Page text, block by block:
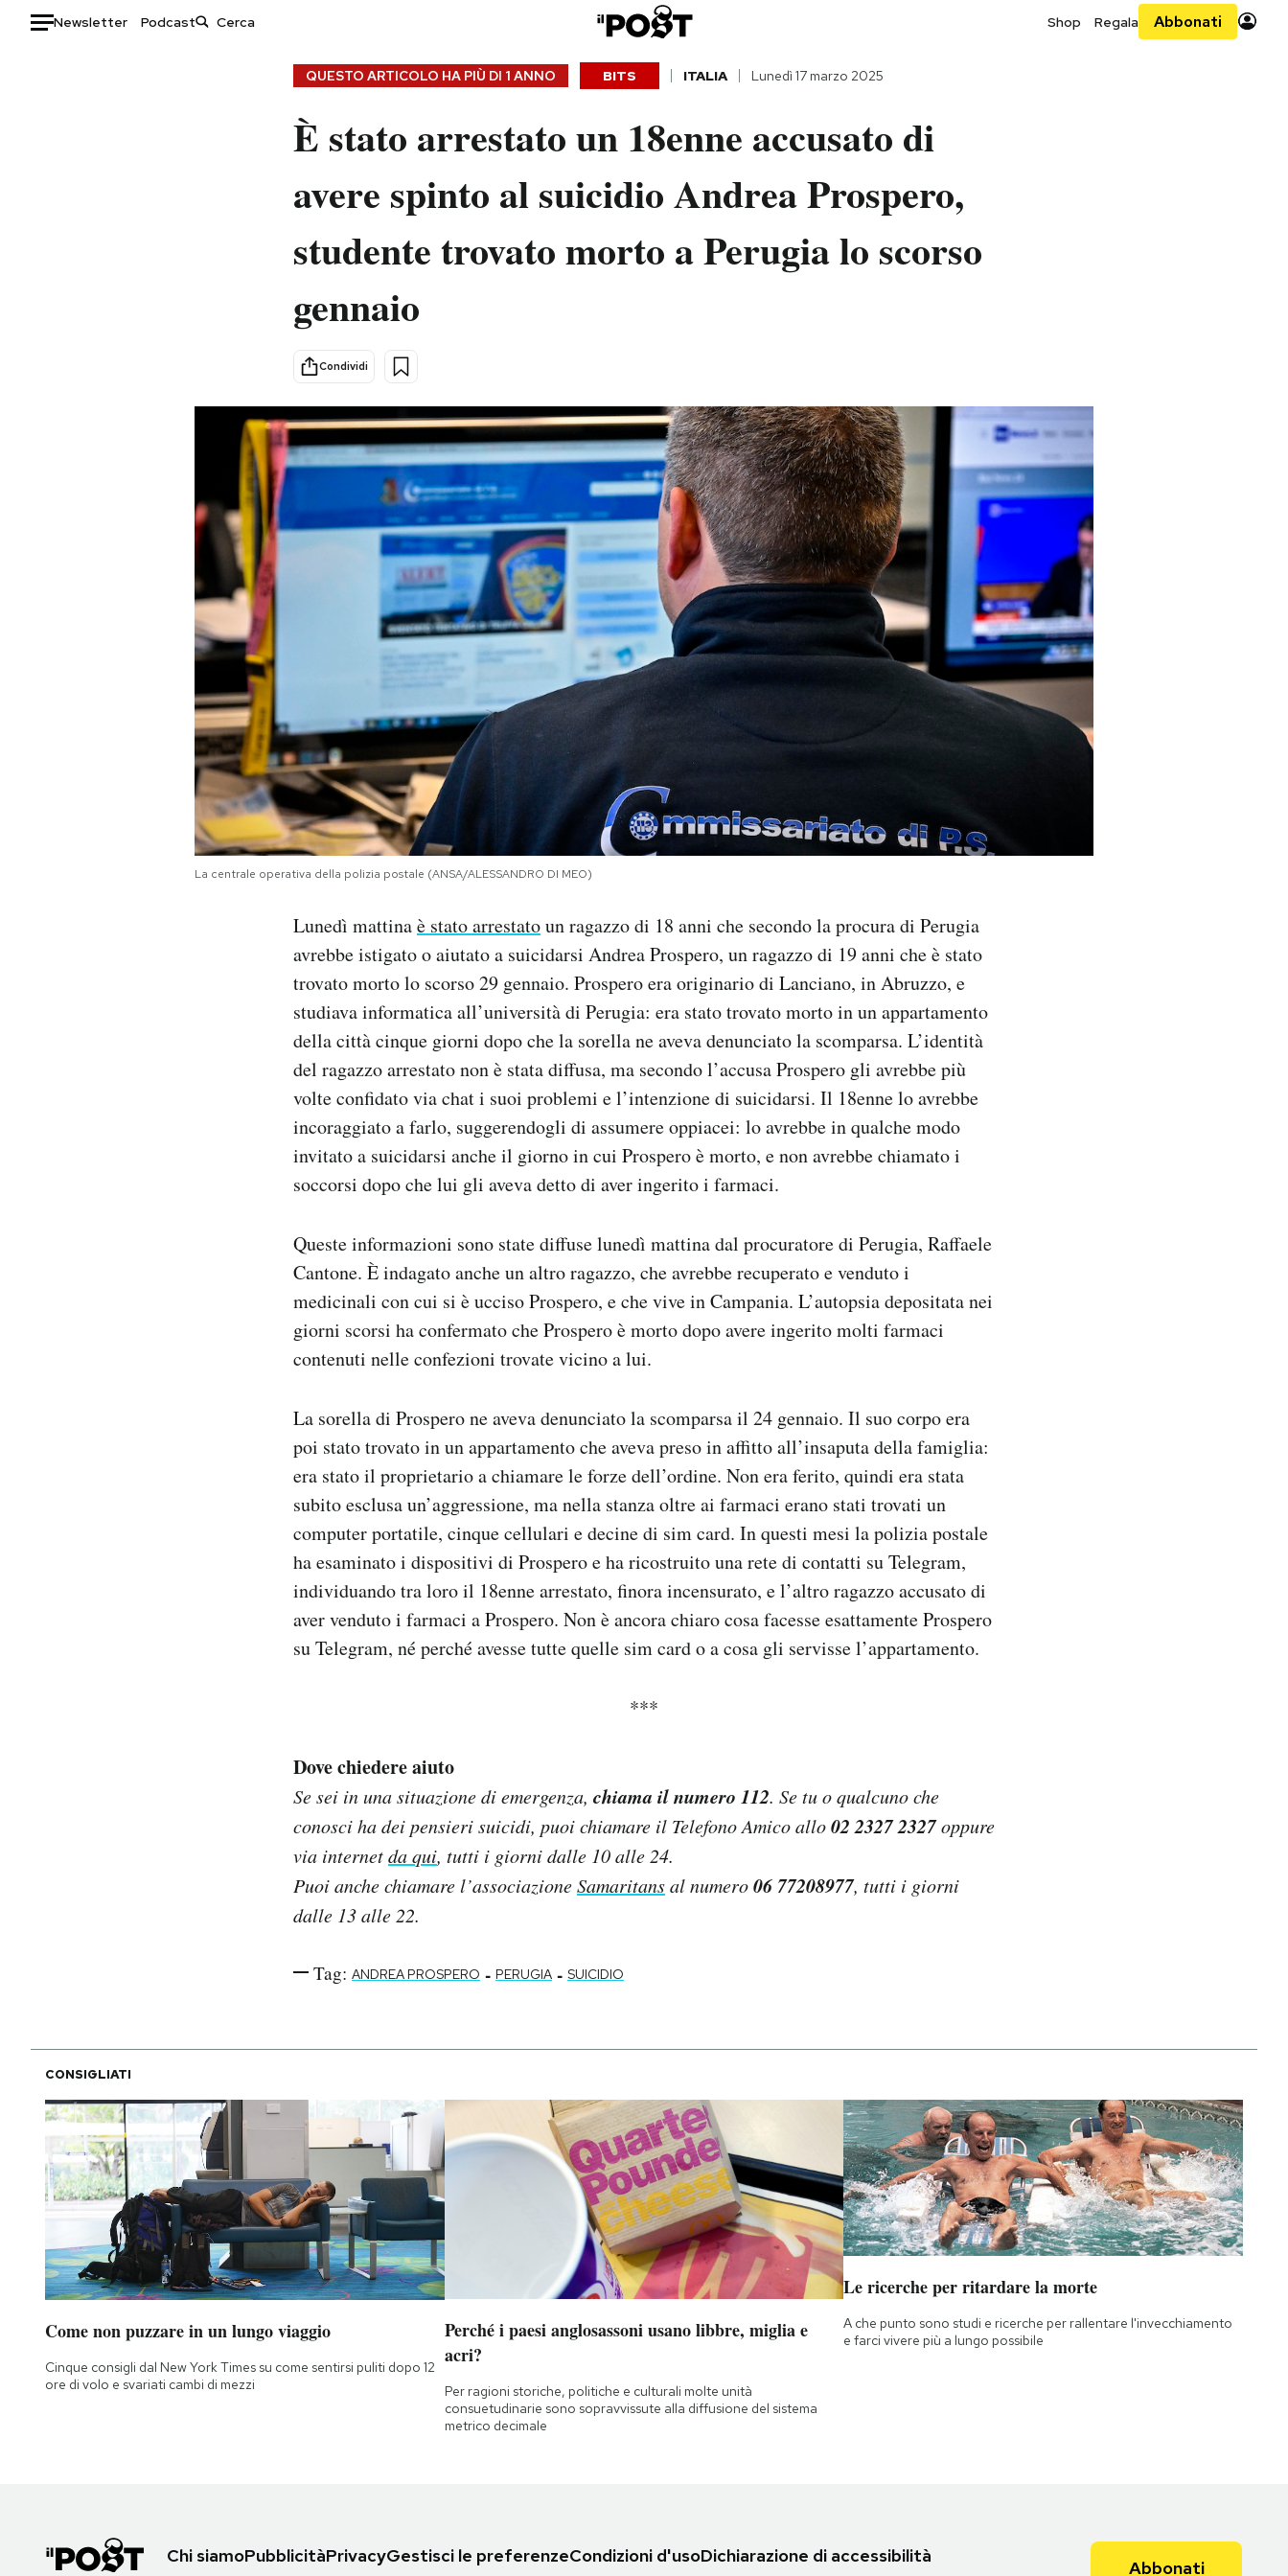
Newsletter Podcast Shop Regala Abbonati
Altrecose
Mondiali calcio 2026
AREA PERSONALE
QUESTO ARTICOLO HA PIÙ DI 1 ANNO BITS ITALIA Lunedì 17 marzo 2025
È stato arrestato un 18enne accusato di
avere spinto al suicidio Andrea Prospero,
studente trovato morto a Perugia lo scorso
gennaio
Condividi
La centrale operativa della polizia postale (ANSA/ALESSANDRO DI MEO)
Lunedì mattinaè stato arrestatoun ragazzo di 18 anni che secondo la procura di Perugia
avrebbe istigato o aiutato a suicidarsi Andrea Prospero, un ragazzo di 19 anni che è stato
trovato morto lo scorso 29 gennaio. Prospero era originario di Lanciano, in Abruzzo, e
studiava informatica all’università di Perugia: era stato trovato morto in un appartamento
della città cinque giorni dopo che la sorella ne aveva denunciato la scomparsa. L’identità
del ragazzo arrestato non è stata diffusa, ma secondo l’accusa Prospero gli avrebbe più
volte confidato via chat i suoi problemi e l’intenzione di suicidarsi. Il 18enne lo avrebbe
incoraggiato a farlo, suggerendogli di assumere oppiacei: lo avrebbe in qualche modo
invitato a suicidarsi anche il giorno in cui Prospero è morto, e non avrebbe chiamato i
soccorsi dopo che lui gli aveva detto di aver ingerito i farmaci.
Queste informazioni sono state diffuse lunedì mattina dal procuratore di Perugia, Raffaele
Cantone. È indagato anche un altro ragazzo, che avrebbe recuperato e venduto i
medicinali con cui si è ucciso Prospero, e che vive in Campania. L’autopsia depositata nei
giorni scorsi ha confermato che Prospero è morto dopo avere ingerito molti farmaci
contenuti nelle confezioni trovate vicino a lui.
La sorella di Prospero ne aveva denunciato la scomparsa il 24 gennaio. Il suo corpo era
poi stato trovato in un appartamento che aveva preso in affitto all’insaputa della famiglia:
era stato il proprietario a chiamare le forze dell’ordine. Non era ferito, quindi era stata
subito esclusa un’aggressione, ma nella stanza oltre ai farmaci erano stati trovati un
computer portatile, cinque cellulari e decine di sim card. In questi mesi la polizia postale
ha esaminato i dispositivi di Prospero e ha ricostruito una rete di contatti su Telegram,
individuando tra loro il 18enne arrestato, finora incensurato, e l’altro ragazzo accusato di
aver venduto i farmaci a Prospero. Non è ancora chiaro cosa facesse esattamente Prospero
su Telegram, né perché avesse tutte quelle sim card o a cosa gli servisse l’appartamento.
***
Dove chiedere aiuto
Se sei in una situazione di emergenza, chiama il numero 112. Se tu o qualcuno che
conosci ha dei pensieri suicidi, puoi chiamare il Telefono Amico allo02 2327 2327oppure
via internetda qui, tutti i giorni dalle 10 alle 24.
Puoi anche chiamare l’associazioneSamaritansal numero06 77208977, tutti i giorni
dalle 13 alle 22.
Tag: ANDREA PROSPERO - PERUGIA - SUICIDIO
CONSIGLIATI
Come non puzzare in un lungo viaggio
Cinque consigli dal New York Times su come sentirsi puliti dopo 12
ore di volo e svariati cambi di mezzi
Perché i paesi anglosassoni usano libbre, miglia e
acri?
Per ragioni storiche, politiche e culturali molte unità
consuetudinarie sono sopravvissute alla diffusione del sistema
metrico decimale
Le ricerche per ritardare la morte
A che punto sono studi e ricerche per rallentare l'invecchiamento
e farci vivere più a lungo possibile
Chi siamoPubblicitàPrivacyGestisci le preferenzeCondizioni d'usoDichiarazione di accessibilità
Abbonati